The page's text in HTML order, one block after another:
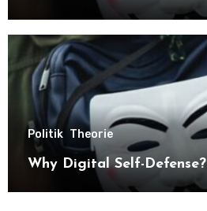
Politik Theorie
Why Digital Self-Defense?